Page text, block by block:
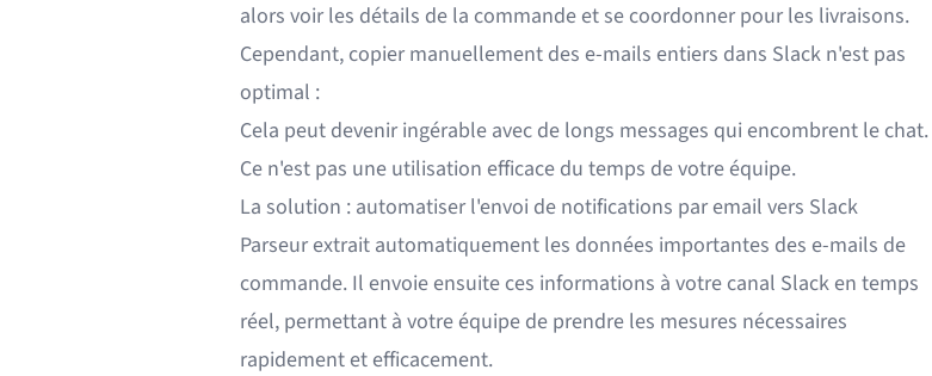
alors voir les détails de la commande et se coordonner pour les livraisons.
Cependant, copier manuellement des e-mails entiers dans Slack n'est pas
optimal :
Cela peut devenir ingérable avec de longs messages qui encombrent le chat.
Ce n'est pas une utilisation efficace du temps de votre équipe.
La solution : automatiser l'envoi de notifications par email vers Slack
Parseur extrait automatiquement les données importantes des e-mails de
commande. Il envoie ensuite ces informations à votre canal Slack en temps
réel, permettant à votre équipe de prendre les mesures nécessaires
rapidement et efficacement.